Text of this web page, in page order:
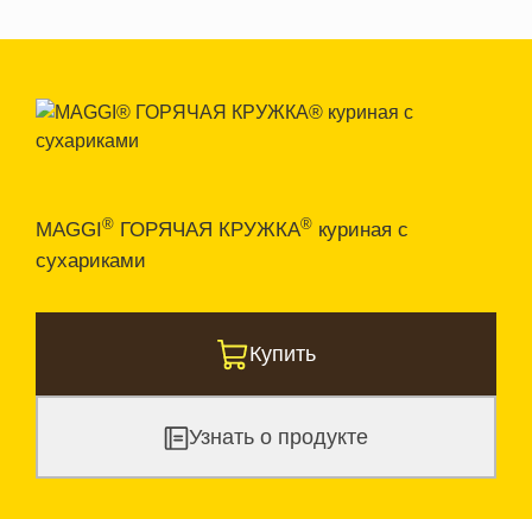
MAGGI® ГОРЯЧАЯ КРУЖКА® куриная с
сухариками
Купить
Узнать о продукте